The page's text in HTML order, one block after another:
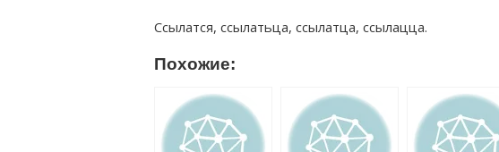
Ссылатся, ссылатьца, ссылатца, ссылацца.
Похожие: